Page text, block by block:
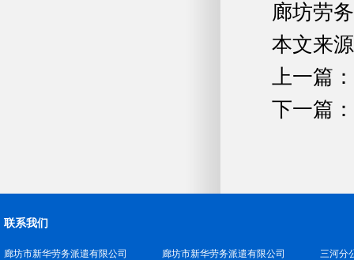
廊坊劳
本文来
上一篇：
下一篇：
联系我们
廊坊市新华劳务派遣有限公司
廊坊市新华劳务派遣有限公司
三河分